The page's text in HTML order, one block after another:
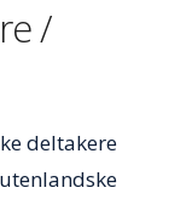
/
deltakere